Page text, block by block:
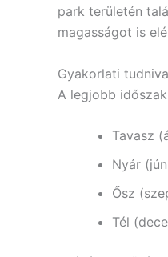
park területén
magasságot is
Gyakorlati
A legjobb
Tavasz
Nyár
Ősz
Tél